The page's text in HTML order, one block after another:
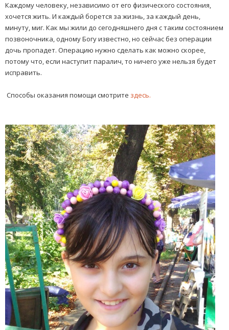
Каждому человеку, независимо от его физического состояния,
хочется жить. И каждый борется за жизнь, за каждый день,
минуту, миг. Как мы жили до сегодняшнего дня с таким состоянием
позвоночника, одному Богу известно, но сейчас без операции
дочь пропадет. Операцию нужно сделать как можно скорее,
потому что, если наступит паралич, то ничего уже нельзя будет
исправить.
Способы оказания помощи смотрите здесь.